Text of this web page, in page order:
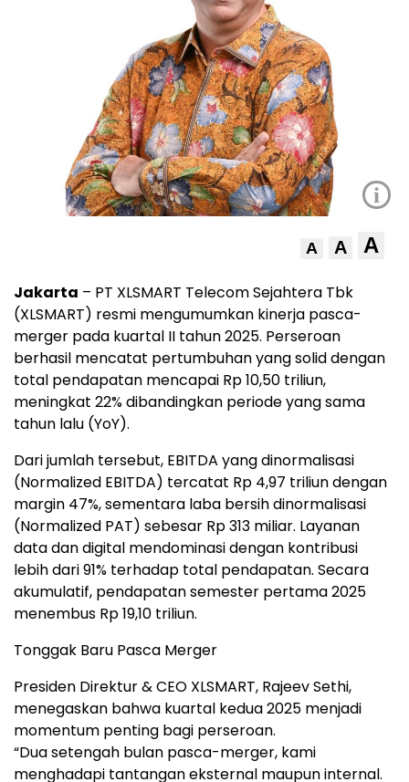
i
A A A
Jakarta – PT XLSMART Telecom Sejahtera Tbk
(XLSMART) resmi mengumumkan kinerja pasca-
merger pada kuartal II tahun 2025. Perseroan
berhasil mencatat pertumbuhan yang solid dengan
total pendapatan mencapai Rp 10,50 triliun,
meningkat 22% dibandingkan periode yang sama
tahun lalu (YoY).
Dari jumlah tersebut, EBITDA yang dinormalisasi
(Normalized EBITDA) tercatat Rp 4,97 triliun dengan
margin 47%, sementara laba bersih dinormalisasi
(Normalized PAT) sebesar Rp 313 miliar. Layanan
data dan digital mendominasi dengan kontribusi
lebih dari 91% terhadap total pendapatan. Secara
akumulatif, pendapatan semester pertama 2025
menembus Rp 19,10 triliun.
Tonggak Baru Pasca Merger
Presiden Direktur & CEO XLSMART, Rajeev Sethi,
menegaskan bahwa kuartal kedua 2025 menjadi
momentum penting bagi perseroan.
“Dua setengah bulan pasca-merger, kami
menghadapi tantangan eksternal maupun internal.